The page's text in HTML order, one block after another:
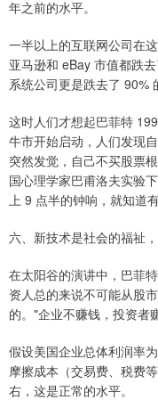
年之前的水平。
一半以上的互联网公司在
亚马逊和 eBay 市值都跌
系统公司更是跌去了 90%
这时人们才想起巴菲特
牛市开始启动，人们发现
突然发觉，自己不买股票
国心理学家巴甫洛夫实验
上 9 点半的钟响，就知道
六、新技术是社会的福祉
在太阳谷的演讲中，巴菲
资人总的来说不可能从股
的。"企业不赚钱，投资者
假设美国企业总体利润率
摩擦成本（交易费、税费
右，这是正常的水平。